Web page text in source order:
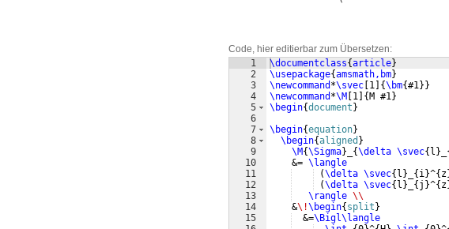
Code, hier editierbar zum Übersetzen:
1
2
3
4
5
6
7
8
9
10
11
12
13
14
15
\documentclass{article}
\usepackage{amsmath,bm}
\newcommand *\svec 1 {\bm{#1}}
\newcommand *\M 1 { M #1}
\begin{document }
\begin{equation}
\begin{aligned }
\M{\Sigma} {\delta \svec{ l }
    &=
\langle
(\delta \svec{ l } { i}^{ z
(\delta \svec{ l } { j }^{ z
\rangle \\
    &
\!\begin{ split }
  &=
\Bigl\langle